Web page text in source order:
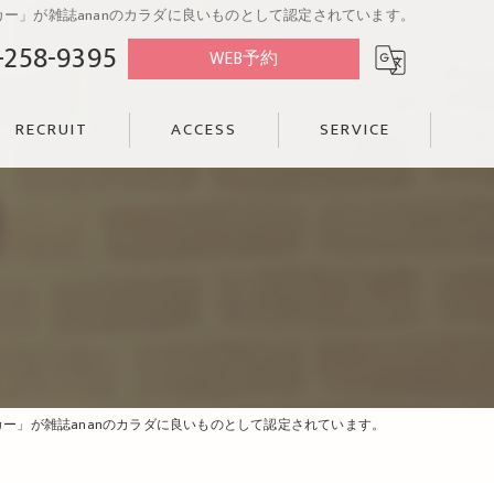
」が雑誌ananのカラダに良いものとして認定されています。
9395 WEB予約
RECRUIT ACCESS SERVICE
」が雑誌ananのカラダに良いものとして認定されています。